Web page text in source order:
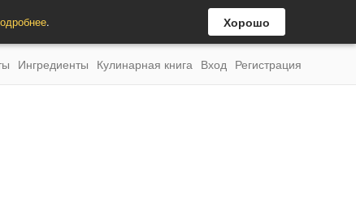
. Хорошо
Ингредиенты Кулинарная книга Вход Регистрация